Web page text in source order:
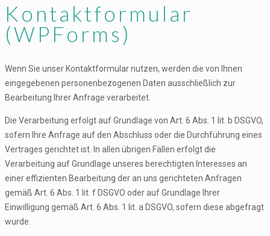
Kontaktformular
(WPForms)
Wenn Sie unser Kontaktformular nutzen, werden die von Ihnen
eingegebenen personenbezogenen Daten ausschließlich zur
Bearbeitung Ihrer Anfrage verarbeitet.
Die Verarbeitung erfolgt auf Grundlage von Art. 6 Abs. 1 lit. b DSGVO,
sofern Ihre Anfrage auf den Abschluss oder die Durchführung eines
Vertrages gerichtet ist. In allen übrigen Fällen erfolgt die
Verarbeitung auf Grundlage unseres berechtigten Interesses an
einer effizienten Bearbeitung der an uns gerichteten Anfragen
gemäß Art. 6 Abs. 1 lit. f DSGVO oder auf Grundlage Ihrer
Einwilligung gemäß Art. 6 Abs. 1 lit. a DSGVO, sofern diese abgefragt
wurde.